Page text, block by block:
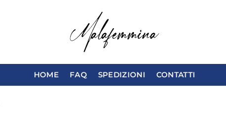
HOME FAQ SPEDIZIONI CONTATTI